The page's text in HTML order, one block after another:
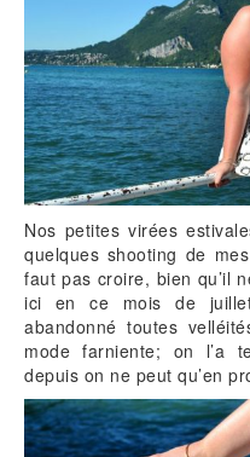
Nos petites virées
quelques shooting de
faut pas croire, bien qu’il
ici en ce mois de
abandonné toutes
mode farniente; on l’a
depuis on ne peut qu’en